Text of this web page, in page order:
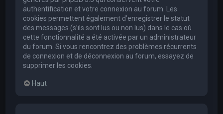
authentification et votre connexion au forum. Les
cookies permettent également d’enregistrer le statut
des messages (s’ils sont lus ou non lus) dans le cas où
cette fonctionnalité a été activée par un administrateur
du forum. Si vous rencontrez des problèmes récurrents
de connexion et de déconnexion au forum, essayez de
supprimer les cookies.
Haut